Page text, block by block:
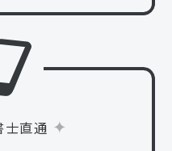
士直通